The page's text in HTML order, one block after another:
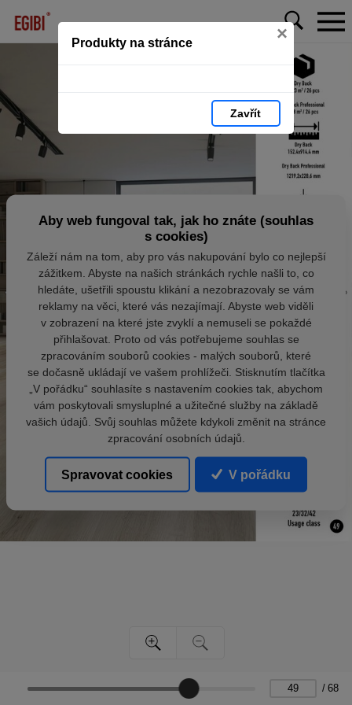
Produkty na stránce ×
Zavřít
/ 68
Aby web fungoval tak, jak ho znáte (souhlas
s cookies)
Záleží nám na tom, aby pro vás nakupování bylo co nejlepší
zážitkem. Abyste na našich stránkách rychle našli to, co
hledáte, ušetřili spoustu klikání a nezobrazovaly se vám
reklamy na věci, které vás nezajímají. Abyste web viděli
v zobrazení na které jste zvyklí a nemuseli se pokaždé
přihlašovat. Proto od vás potřebujeme souhlas se
zpracováním souborů cookies - malých souborů, které
se dočasně ukládají ve vašem prohlížeči. Stisknutím tlačítka
„V pořádku“ souhlasíte s nastavením cookies tak, abychom
vám poskytovali smysluplné a užitečné služby na základě
vašich údajů. Svůj souhlas můžete kdykoli změnit na stránce
zpracování osobních údajů.
Spravovat cookies V pořádku